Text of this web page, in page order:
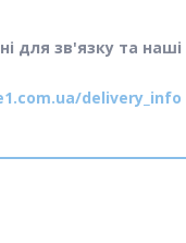
для зв'язку та
delivery_info